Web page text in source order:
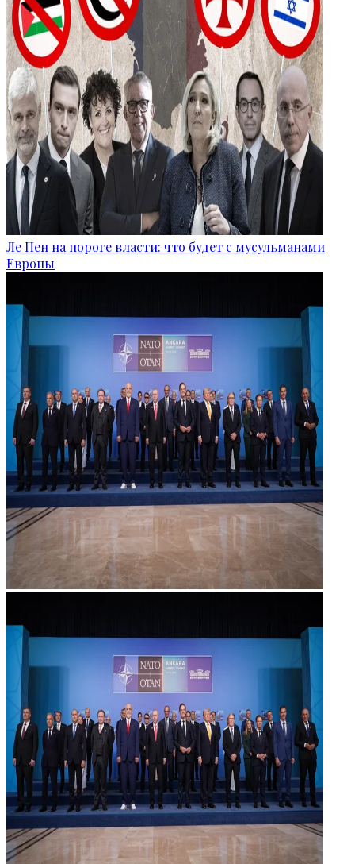
Ле Пен на пороге власти: что будет с мусульманами
Европы